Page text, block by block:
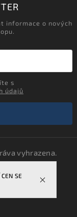
SE
informace o nových
údajů
vyhrazena.